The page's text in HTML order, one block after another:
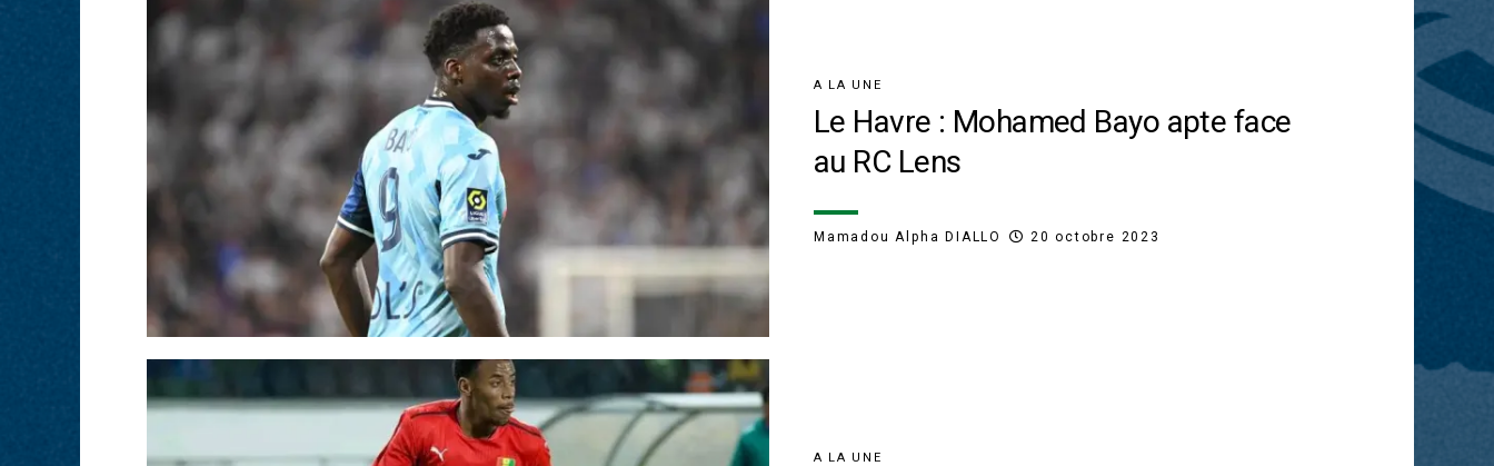
A LA UNE
Le Havre : Mohamed Bayo apte face
au RC Lens
Mamadou Alpha DIALLO 20 octobre 2023
A LA UNE